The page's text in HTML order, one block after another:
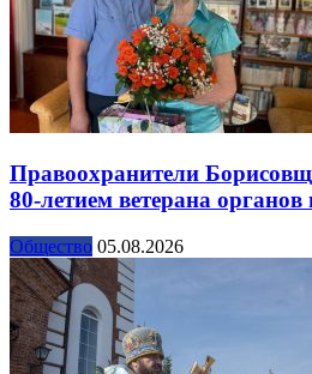
Правоохранители
80-летием ветерана
Общество 05.08.2026